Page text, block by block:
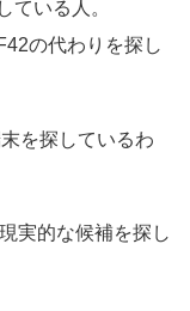
ている人。
の代わりを探し
を探しているわ
実的な候補を探し